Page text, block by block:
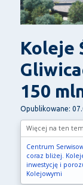
Koleje
150
Opublikowane:
Więcej na ten
Centrum
coraz bliżej.
inwestycję i
Kolejowymi